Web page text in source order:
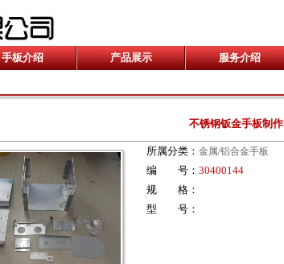
手板介绍 产品展示 服务介绍
不锈钢钣金手板制作
所属分类： 金属/铝合金手板
编 号： 30400144
规 格：
型 号：